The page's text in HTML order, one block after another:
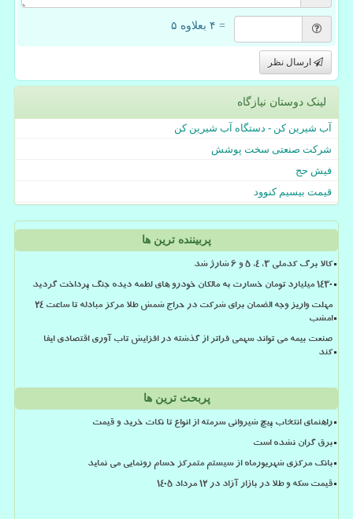
= ۴ بعلاوه ۵
ارسال نظر
لینک دوستان نیازگاه
آب شیرین کن - دستگاه آب شیرین کن
شرکت صنعتی سخت پوشش
فیش حج
قیمت بیسیم کنوود
پربیننده ترین ها
کالا برگ کدملی 3، 4، 5 و 6 شارژ شد
۱۴۳۰ میلیارد تومان خسارت به مالکان خودرو های لطمه دیده جنگ پرداخت گردید
مهلت واریز وجه الضمان برای شرکت در حراج شمش طلا مرکز مبادله تا ساعت ۲۴
امشب
صنعت بیمه می تواند سهمی فراتر از گذشته در افزایش تاب آوری اقتصادی ایفا
کند
پربحث ترین ها
راهنمای انتخاب پیچ شیروانی سرمته از انواع تا نکات خرید و قیمت
برق گران نشده است
بانک مرکزی شهریورماه از سیستم متمرکز حسام رونمایی می نماید
قیمت سکه و طلا در بازار آزاد در ۱۲ مرداد ۱۴۰۵